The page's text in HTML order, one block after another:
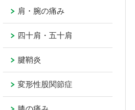
肩・腕の痛み
四十肩・五十肩
腱鞘炎
変形性股関節症